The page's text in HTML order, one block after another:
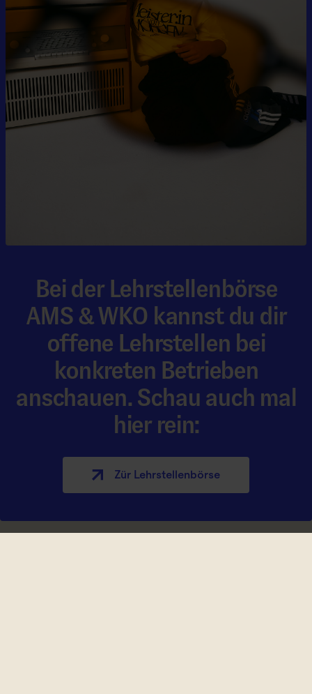
Bei der Lehrstellenbörse
AMS & WKO kannst du dir
offene Lehrstellen bei
konkreten Betrieben
anschauen. Schau auch mal
hier rein:
Zür Lehrstellen­börse